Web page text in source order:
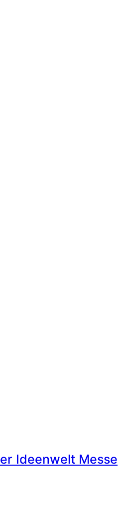
Ideenwelt Messe